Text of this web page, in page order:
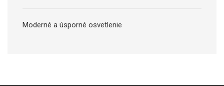
Moderné a úsporné osvetlenie